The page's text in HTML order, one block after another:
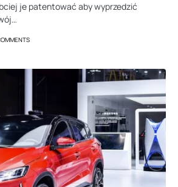
je patentować aby wyprzedzić